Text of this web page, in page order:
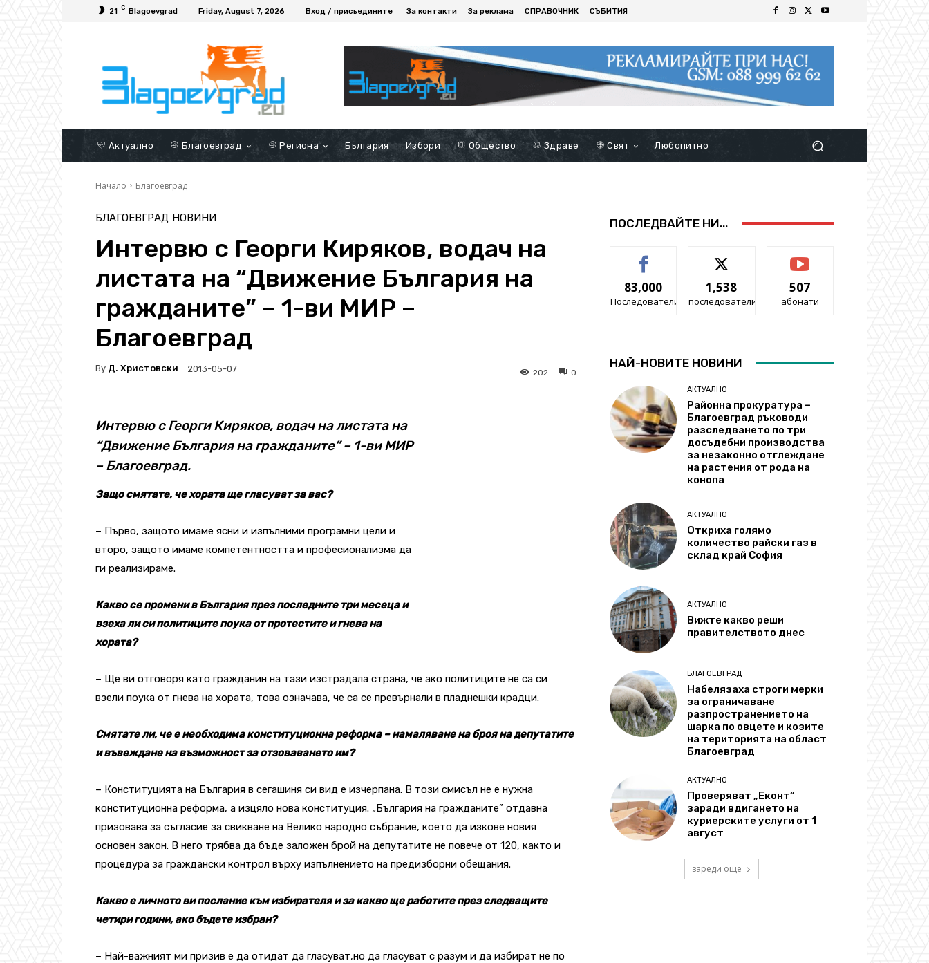
21 C Blagoevgrad Friday, August 7, 2026 Вход / присъедините За контакти За реклама СПРАВОЧНИК СЪБИТИЯ
Актуално Благоевград Региона България Избори Общество Здраве Свят Любопитно
Начало Благоевград
БЛАГОЕВГРАД НОВИНИ
Интервю с Георги Киряков, водач на
листата на “Движение България на
гражданите” – 1-ви МИР –
Благоевград
By Д. Христовски 2013-05-07 0
202
Интервю с Георги Киряков, водач на листата на
“Движение България на гражданите” – 1-ви МИР
– Благоевград.
Защо смятате, че хората ще гласуват за вас?
– Първо, защото имаме ясни и изпълними програмни цели и
второ, защото имаме компетентността и професионализма да
ги реализираме.
Какво се промени в България през последните три месеца и
взеха ли си политиците поука от протестите и гнева на
хората?
– Ще ви отговоря като гражданин на тази изстрадала страна, че ако политиците не са си
взели поука от гнева на хората, това означава, че са се превърнали в пладнешки крадци.
Смятате ли, че е необходима конституционна реформа – намаляване на броя на депутатите
и въвеждане на възможност за отзоваването им?
– Конституцията на България в сегашиня си вид е изчерпана. В този смисъл не е нужна
конституционна реформа, а изцяло нова конституция. „България на гражданите” отдавна
призовава за съгласие за свикване на Велико народно събрание, което да изкове новия
основен закон. В него трябва да бъде заложен брой на депутатите не повече от 120, както и
процедура за граждански контрол върху изпълнението на предизборни обещания.
Какво е личното ви послание към избирателя и за какво ще работите през следващите
четири години, ако бъдете избран?
– Най-важният ми призив е да отидат да гласуват,но да гласуват с разум и да избират не по
ПОСЛЕДВАЙТЕ НИ...
83,000
Последователи
1,538
последователи
507
абонати
НАЙ-НОВИТЕ НОВИНИ
АКТУАЛНО
Районна прокуратура –
Благоевград ръководи
разследването по три
досъдебни производства
за незаконно отглеждане
на растения от рода на
конопа
АКТУАЛНО
Откриха голямо
количество райски газ в
склад край София
АКТУАЛНО
Вижте какво реши
правителството днес
БЛАГОЕВГРАД
Набелязаха строги мерки
за ограничаване
разпространението на
шарка по овцете и козите
на територията на област
Благоевград
АКТУАЛНО
Проверяват „Еконт“
заради вдигането на
куриерските услуги от 1
август
зареди още